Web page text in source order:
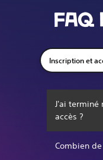
FAQ
Inscription et
J'ai terminé
accès ?
Combien